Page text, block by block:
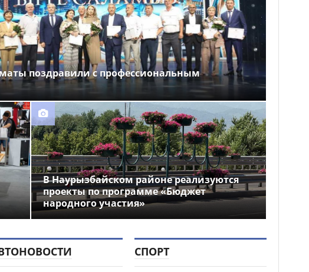
поздравили с профессиональным
В Наурызбайском районе реализуются
проекты по программе «Бюджет
народного участия»
СПОРТ